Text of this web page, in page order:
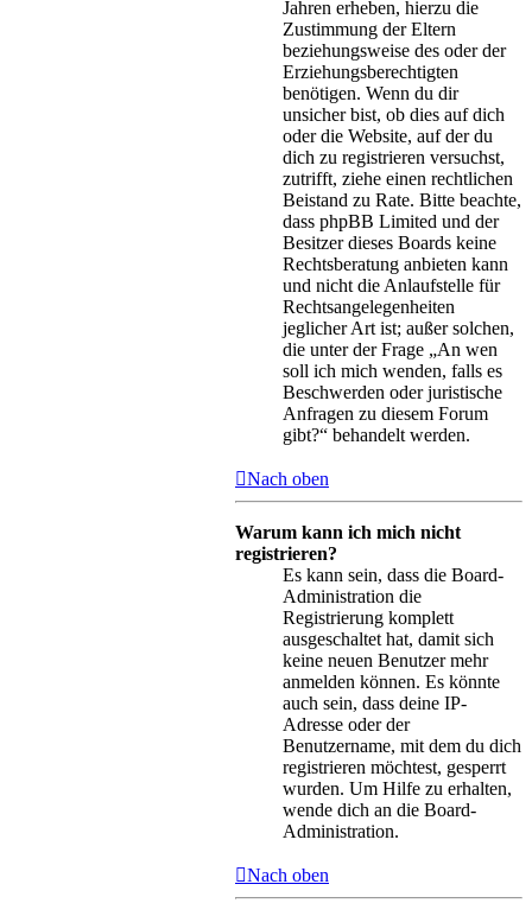
Jahren erheben, hierzu die
Zustimmung der Eltern
beziehungsweise des oder der
Erziehungsberechtigten
benötigen. Wenn du dir
unsicher bist, ob dies auf dich
oder die Website, auf der du
dich zu registrieren versuchst,
zutrifft, ziehe einen rechtlichen
Beistand zu Rate. Bitte beachte,
dass phpBB Limited und der
Besitzer dieses Boards keine
Rechtsberatung anbieten kann
und nicht die Anlaufstelle für
Rechtsangelegenheiten
jeglicher Art ist; außer solchen,
die unter der Frage „An wen
soll ich mich wenden, falls es
Beschwerden oder juristische
Anfragen zu diesem Forum
gibt?“ behandelt werden.
Nach oben
Warum kann ich mich nicht
registrieren?
Es kann sein, dass die Board-
Administration die
Registrierung komplett
ausgeschaltet hat, damit sich
keine neuen Benutzer mehr
anmelden können. Es könnte
auch sein, dass deine IP-
Adresse oder der
Benutzername, mit dem du dich
registrieren möchtest, gesperrt
wurden. Um Hilfe zu erhalten,
wende dich an die Board-
Administration.
Nach oben